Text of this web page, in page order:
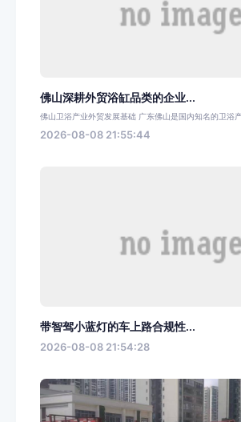
佛山深耕外贸浴缸品类的企业...
佛山卫浴产业外贸发展基础 广东佛山是国内知名的卫浴
2026-08-08 21:55:44
带智驾小蓝灯的车上路合规性...
2026-08-08 21:54:28